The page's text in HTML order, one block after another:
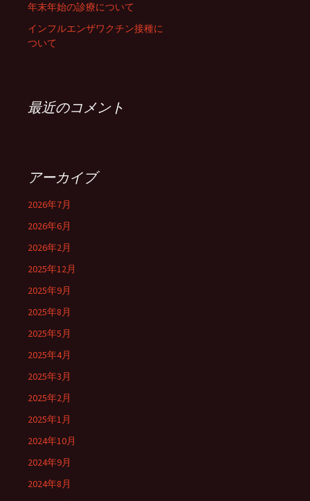
年末年始の診療について
インフルエンザワクチン接種に
ついて
最近のコメント
アーカイブ
2026年7月
2026年6月
2026年2月
2025年12月
2025年9月
2025年8月
2025年5月
2025年4月
2025年3月
2025年2月
2025年1月
2024年10月
2024年9月
2024年8月